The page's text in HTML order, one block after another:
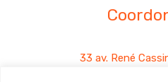
33 av. René